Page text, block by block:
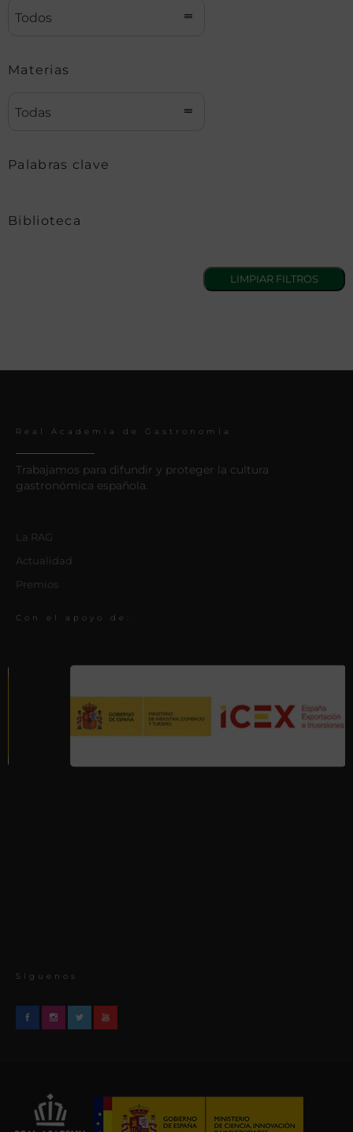
Todos
Materias
Todas
Palabras clave
Biblioteca
Real Academia de Gastronomía
Trabajamos para difundir y proteger la cultura
gastronómica española.
La RAG
Actualidad
Premios
Con el apoyo de:
Síguenos